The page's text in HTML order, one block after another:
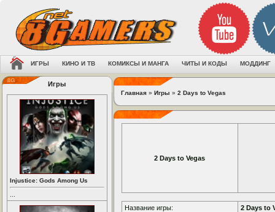
ИГРЫ КИНО И ТВ КОМИКСЫ И МАНГА ЧИТЫ И КОДЫ МОДДИНГ
Игры
Injustice: Gods Among Us
Главная » Игры » 2 Days to Vegas
2 Days to Vegas
Название игры:
2 Days to